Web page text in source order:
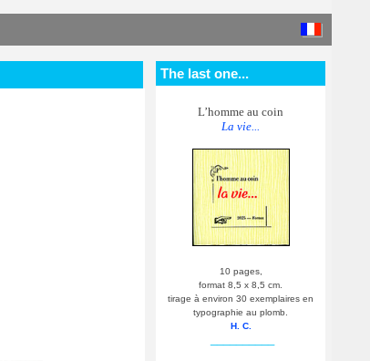
The last one...
L’homme au coin
La vie...
10 pages,
format 8,5 x 8,5 cm.
tirage à environ 30 exemplaires en
typographie au plomb.
H. C.